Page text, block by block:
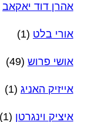
אהרן דוד יאקאב
אורי בלט (1)
אושי פרוש (49)
אייזיק האניג (1)
איציק וינגרטן (1)